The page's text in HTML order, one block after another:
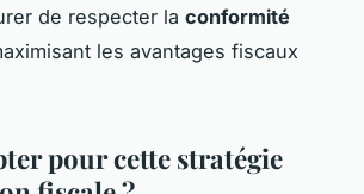
de respecter la conformité
les avantages fiscaux
pour cette stratégie